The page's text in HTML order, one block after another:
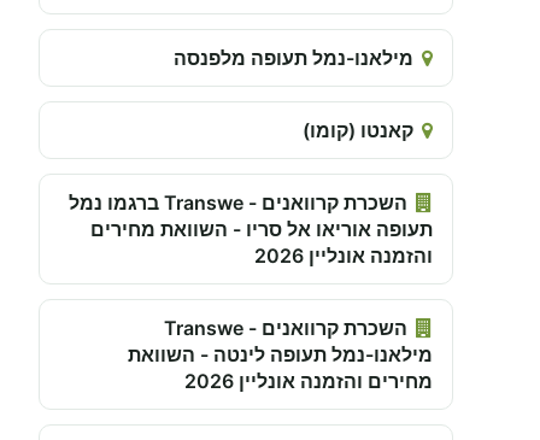
מילאנו-נמל תעופה מלפנסה
קאנטו (קומו)
השכרת קרוואנים - Transwe ברגמו נמל
תעופה אוריאו אל סריו - השוואת מחירים
והזמנה אונליין 2026
השכרת קרוואנים - Transwe
מילאנו-נמל תעופה לינטה - השוואת
מחירים והזמנה אונליין 2026